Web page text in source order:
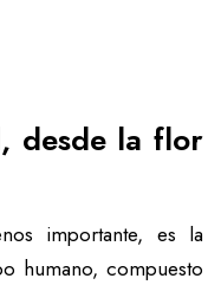
desde la flor
importante, es la
humano, compuesto